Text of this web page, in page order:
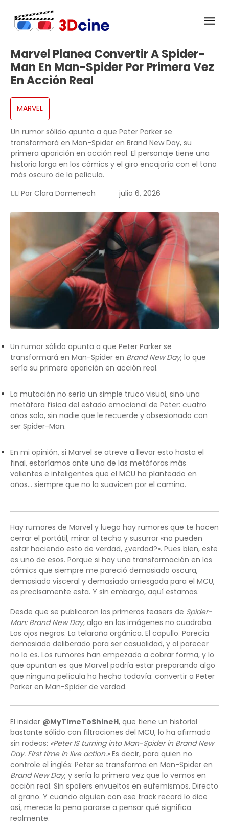
Marvel Planea Convertir A Spider-
Man En Man-Spider Por Primera Vez
En Acción Real
MARVEL
Un rumor sólido apunta a que Peter Parker se
transformará en Man-Spider en Brand New Day, su
primera aparición en acción real. El personaje tiene una
historia larga en los cómics y el giro encajaría con el tono
más oscuro de la película.
✍🏻 Por Clara Domenech julio 6, 2026
Un rumor sólido apunta a que Peter Parker se
transformará en Man-Spider en Brand New Day, lo que
sería su primera aparición en acción real.
La mutación no sería un simple truco visual, sino una
metáfora física del estado emocional de Peter: cuatro
años solo, sin nadie que le recuerde y obsesionado con
ser Spider-Man.
En mi opinión, si Marvel se atreve a llevar esto hasta el
final, estaríamos ante una de las metáforas más
valientes e inteligentes que el MCU ha planteado en
años… siempre que no la suavicen por el camino.
Hay rumores de Marvel y luego hay rumores que te hacen
cerrar el portátil, mirar al techo y susurrar «no pueden
estar haciendo esto de verdad, ¿verdad?». Pues bien, este
es uno de esos. Porque si hay una transformación en los
cómics que siempre me pareció demasiado oscura,
demasiado visceral y demasiado arriesgada para el MCU,
es precisamente esta. Y sin embargo, aquí estamos.
Desde que se publicaron los primeros teasers de Spider-
Man: Brand New Day, algo en las imágenes no cuadraba.
Los ojos negros. La telaraña orgánica. El capullo. Parecía
demasiado deliberado para ser casualidad, y al parecer
no lo es. Los rumores han empezado a cobrar forma, y lo
que apuntan es que Marvel podría estar preparando algo
que ninguna película ha hecho todavía: convertir a Peter
Parker en Man-Spider de verdad.
El insider @MyTimeToShineH, que tiene un historial
bastante sólido con filtraciones del MCU, lo ha afirmado
sin rodeos: «Peter IS turning into Man-Spider in Brand New
Day. First time in live action.»Es decir, para quien no
controle el inglés: Peter se transforma en Man-Spider en
Brand New Day, y sería la primera vez que lo vemos en
acción real. Sin spoilers envueltos en eufemismos. Directo
al grano. Y cuando alguien con ese track record lo dice
así, merece la pena pararse a pensar qué significa
realmente.